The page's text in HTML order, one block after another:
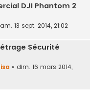
DJI Phantom 2
13 sept. 2014, 21:02
Sécurité
« dim. 16 mars 2014,